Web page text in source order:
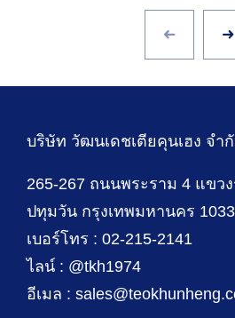
บริษัท วัฒนเดชเตียคุนเฮง จำ
265-267 ถนนพระราม 4 แขวง
ปทุมวัน กรุงเทพมหานคร
เบอร์โทร : 02-215-2141
ไลน์ : @tkh1974
อีเมล :